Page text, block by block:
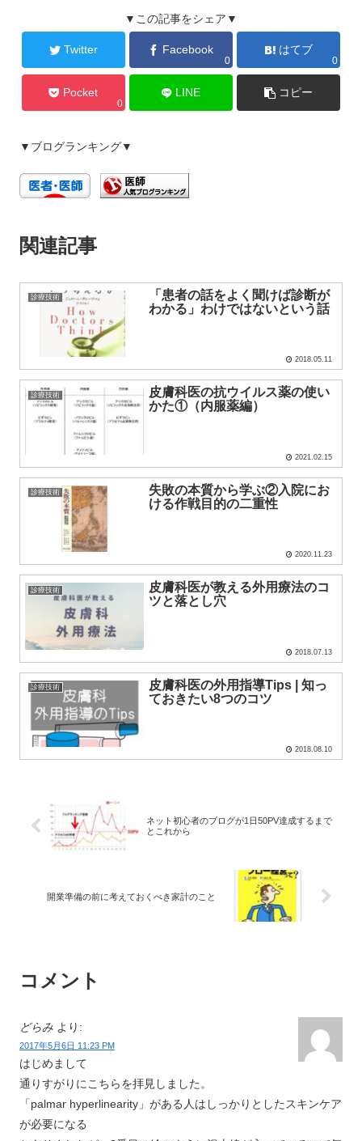
▼この記事をシェア▼
Twitter Facebook
0
はてブ
0
Pocket
0
LINE コピー
▼ブログランキング▼
関連記事
診療技術
「患者の話をよく聞けば診断が
わかる」わけではないという話
2018.05.11
診療技術
皮膚科医の抗ウイルス薬の使い
かた①（内服薬編）
2021.02.15
診療技術
失敗の本質から学ぶ②入院にお
ける作戦目的の二重性
2020.11.23
診療技術
皮膚科医が教える外用療法のコ
ツと落とし穴
2018.07.13
診療技術
皮膚科医の外用指導Tips | 知っ
ておきたい8つのコツ
2018.08.10
ネット初心者のブログが1日50PV達成するまで
とこれから
開業準備の前に考えておくべき家計のこと
コメント
どらみ より:
2017年5月6日 11:23 PM
はじめまして
通りすがりにこちらを拝見しました。
「palmar hyperlinearity」がある人はしっかりとしたスキンケア
が必要になる